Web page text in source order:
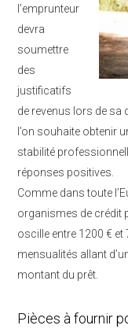
l’emprunteur
devra
soumettre
des
justificatifs
de revenus lors de sa
l’on souhaite obtenir
stabilité
réponses positives.
Comme dans toute
organismes de crédit
oscille entre 1200 € et
mensualités allant
montant du prêt.
Pièces à fournir